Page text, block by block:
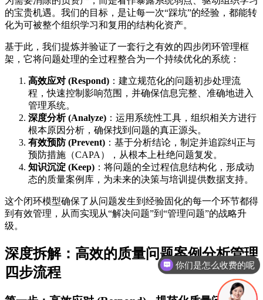
的宝贵机遇。我们的目标，是让每一次“踩坑”的经验，都能转
化为可被整个组织学习和复用的结构化资产。
基于此，我们提炼并验证了一套行之有效的四步闭环管理框
架，它将问题处理的全过程整合为一个持续优化的系统：
高效应对 (Respond) ：建立规范化的问题初步处理流
程，快速控制影响范围，并确保信息完整、准确地进入
管理系统。
深度分析 (Analyze) ：运用系统性工具，组织相关方进行
根本原因分析，确保找到问题的真正源头。
有效预防 (Prevent) ：基于分析结论，制定并追踪纠正与
预防措施（CAPA），从根本上杜绝问题复发。
知识沉淀 (Keep) ：将问题的全过程信息结构化，形成动
态的质量案例库，为未来的决策与培训提供数据支持。
这个闭环模型确保了从问题发生到经验固化的每一个环节都得
到有效管理，从而实现从“解决问题”到“管理问题”的战略升
级。
深度拆解：高效的质量问题案例分析管理
四步流程
现在有优惠活动吗